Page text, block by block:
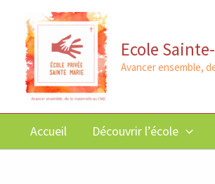
contenu
Ecole
Avancer ensemble,
Accueil Découvrir l’école